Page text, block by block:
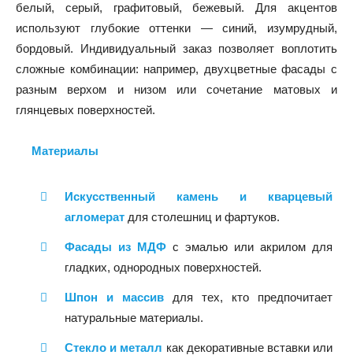
белый, серый, графитовый, бежевый. Для акцентов
используют глубокие оттенки — синий, изумрудный,
бордовый. Индивидуальный заказ позволяет воплотить
сложные комбинации: например, двухцветные фасады с
разным верхом и низом или сочетание матовых и
глянцевых поверхностей.
Материалы
Искусственный камень и кварцевый
агломерат для столешниц и фартуков.
Фасады из МДФ с эмалью или акрилом для
гладких, однородных поверхностей.
Шпон и массив для тех, кто предпочитает
натуральные материалы.
Стекло и металл как декоративные вставки или